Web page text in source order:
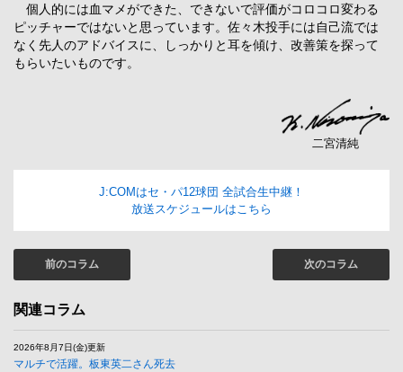
個人的には血マメができた、できないで評価がコロコロ変わる
ピッチャーではないと思っています。佐々木投手には自己流では
なく先人のアドバイスに、しっかりと耳を傾け、改善策を探って
もらいたいものです。
二宮清純
J:COMはセ・パ12球団 全試合生中継！
放送スケジュールはこちら
前のコラム 次のコラム
関連コラム
2026年8月7日(金)更新
マルチで活躍。板東英二さん死去